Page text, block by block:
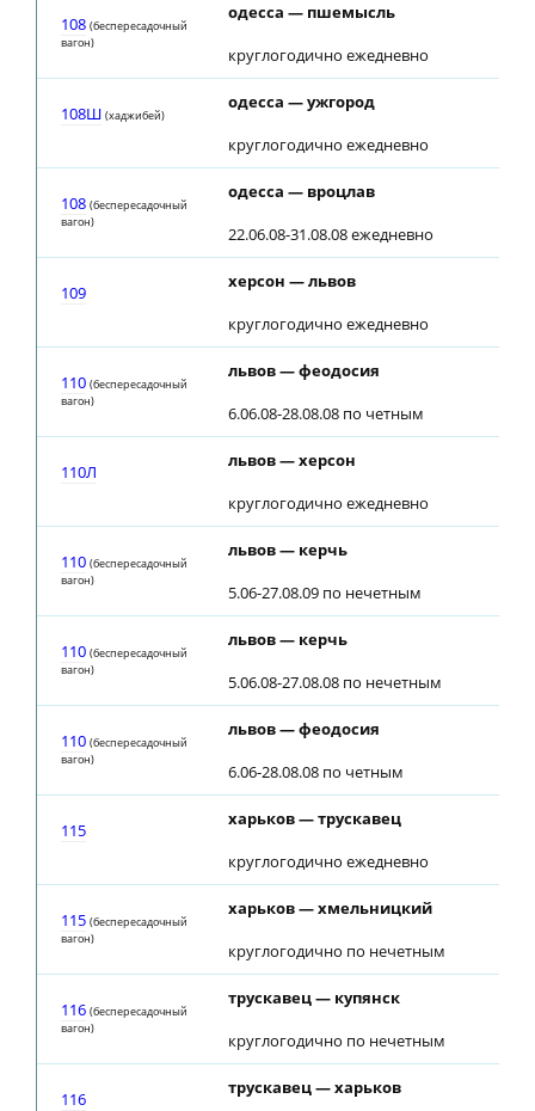
108 (беспересадочный
вагон)
одесса — пшемысль
круглогодично ежедневно
108Ш (хаджибей)
одесса — ужгород
круглогодично ежедневно
108 (беспересадочный
вагон)
одесса — вроцлав
22.06.08-31.08.08 ежедневно
109
херсон — львов
круглогодично ежедневно
110 (беспересадочный
вагон)
львов — феодосия
6.06.08-28.08.08 по четным
110Л
львов — херсон
круглогодично ежедневно
110 (беспересадочный
вагон)
львов — керчь
5.06-27.08.09 по нечетным
110 (беспересадочный
вагон)
львов — керчь
5.06.08-27.08.08 по нечетным
110 (беспересадочный
вагон)
львов — феодосия
6.06-28.08.08 по четным
115
харьков — трускавец
круглогодично ежедневно
115 (беспересадочный
вагон)
харьков — хмельницкий
круглогодично по нечетным
116 (беспересадочный
вагон)
трускавец — купянск
круглогодично по нечетным
116
трускавец — харьков